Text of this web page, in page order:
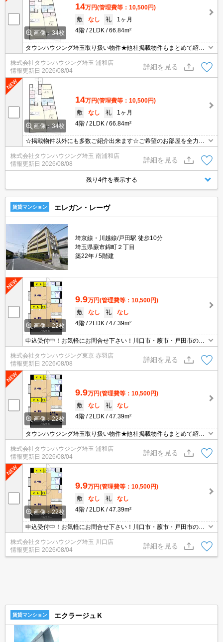
画像：34枚
14万円(管理費等：10,500円)
敷
なし 礼
1ヶ月
4階
2LDK 66.84m²
タウンハウジング埼玉取り扱い物件★他社掲載物件もまとめて紹介
できます・オンラインでの面談＆見学も対応
株式会社タウンハウジング埼玉 浦和店
情報更新日 2026/08/04
詳細を見る
画像：34枚
14万円(管理費等：10,500円)
敷
なし 礼
1ヶ月
4階
2LDK 66.84m²
☆掲載物件以外にも多数ご紹介出来ます☆ご希望のお部屋を全力で
お探しさせて頂きます♪
株式会社タウンハウジング埼玉 南浦和店
情報更新日 2026/08/08
詳細を見る
残り4件を表示する
賃貸マンション エレガン・レーヴ
埼京線・川越線/戸田駅 徒歩10分
埼玉県蕨市錦町２丁目
築22年
5階建
画像：22枚
9.9万円(管理費等：10,500円)
敷
なし 礼
なし
4階
2LDK 47.39m²
申込受付中！お気軽にお問合せ下さい！川口市・蕨市・戸田市のお
部屋探しはタウンハウジング川口店へ！
株式会社タウンハウジング東京 赤羽店
情報更新日 2026/08/08
詳細を見る
画像：22枚
9.9万円(管理費等：10,500円)
敷
なし 礼
なし
4階
2LDK 47.39m²
タウンハウジング埼玉取り扱い物件★他社掲載物件もまとめて紹介
できます・オンラインでの面談＆見学も対応
株式会社タウンハウジング埼玉 浦和店
情報更新日 2026/08/04
詳細を見る
画像：22枚
9.9万円(管理費等：10,500円)
敷
なし 礼
なし
4階
2LDK 47.39m²
申込受付中！お気軽にお問合せ下さい！川口市・蕨市・戸田市のお
部屋探しはタウンハウジング川口店へ！
株式会社タウンハウジング埼玉 川口店
情報更新日 2026/08/04
詳細を見る
賃貸マンション エクラージュＫ